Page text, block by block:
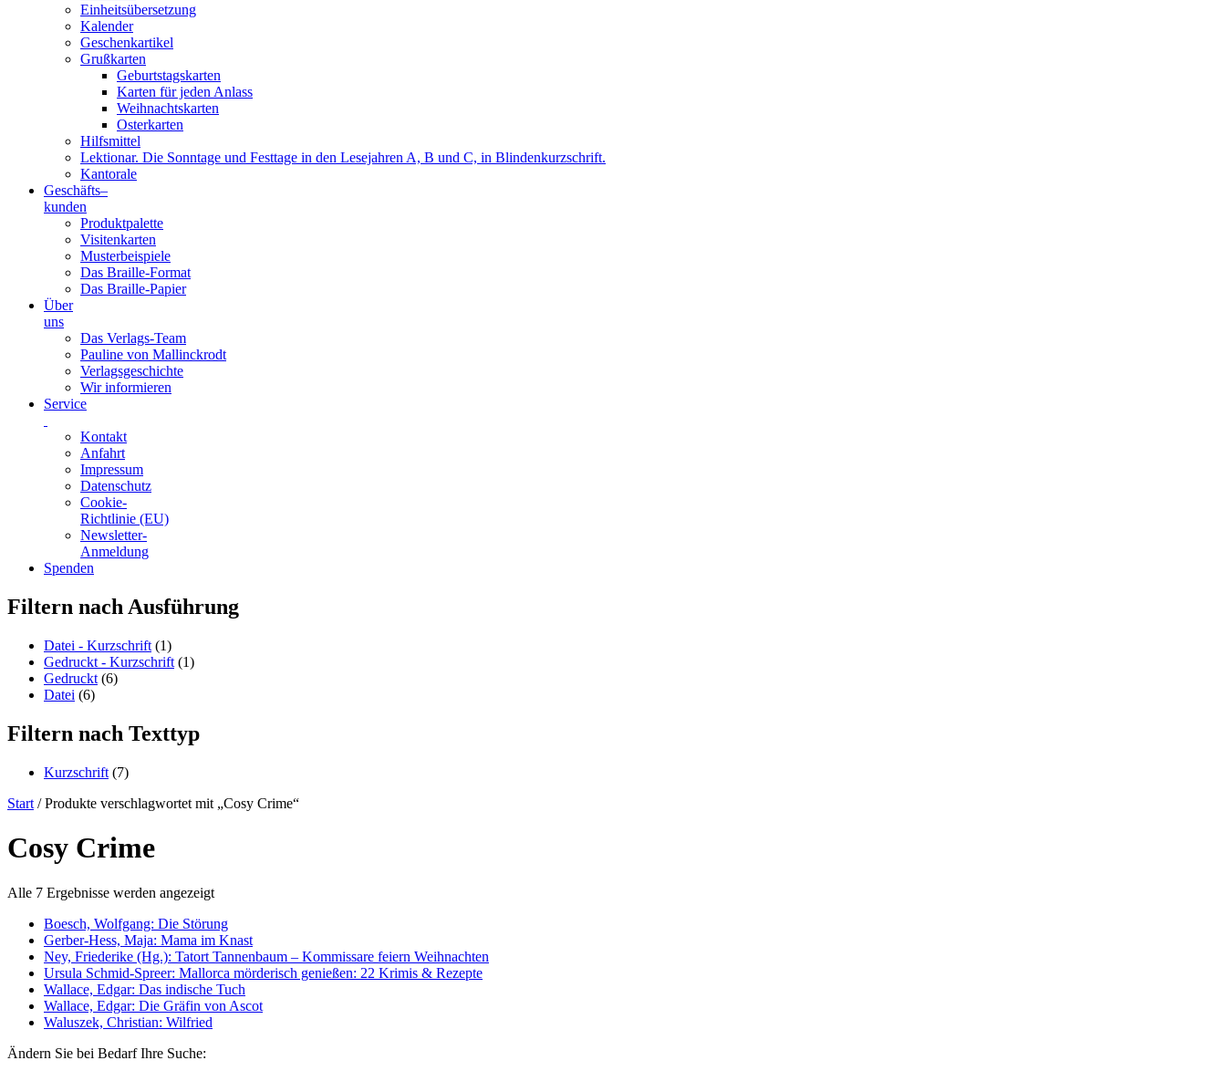
Druckerei
gGmbH
Einheitsübersetzung
Kalender
Geschenkartikel
Grußkarten
Geburtstagskarten
Karten für jeden Anlass
Weihnachtskarten
Osterkarten
Hilfsmittel
Lektionar. Die Sonntage und Festtage in den Lesejahren A, B und C, in Blindenkurzschrift.
Kantorale
Geschäfts­–
kunden
Produktpalette
Visitenkarten
Musterbeispiele
Das Braille-Format
Das Braille-Papier
Über
uns
Das Verlags-Team
Pauline von Mallinckrodt
Verlagsgeschichte
Wir informieren
Service
Kontakt
Anfahrt
Impressum
Datenschutz
Cookie-
Richtlinie (EU)
Newsletter-
Anmeldung
Spenden
Skip
to
Filtern nach Ausführung
Datei - Kurzschrift (1)
Gedruckt - Kurzschrift (1)
Gedruckt (6)
Datei (6)
Filtern nach Texttyp
Kurzschrift (7)
Start / Produkte verschlagwortet mit „Cosy Crime“
Cosy Crime
Alle 7 Ergebnisse werden angezeigt
Boesch, Wolfgang: Die Störung
Gerber-Hess, Maja: Mama im Knast
Ney, Friederike (Hg.): Tatort Tannenbaum – Kommissare feiern Weihnachten
Ursula Schmid-Spreer: Mallorca mörderisch genießen: 22 Krimis & Rezepte
Wallace, Edgar: Das indische Tuch
Wallace, Edgar: Die Gräfin von Ascot
Waluszek, Christian: Wilfried
Ändern Sie bei Bedarf Ihre Suche: